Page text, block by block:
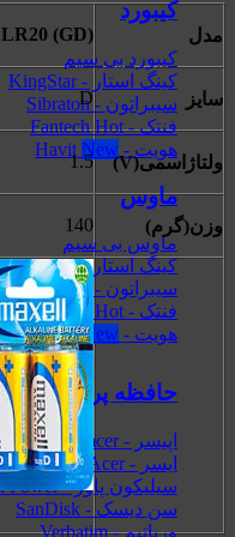
کیبورد
کیبورد بی سیم
کینگ استار - KingStar
سیبراتون - Sibraton
فنتک - Fantech
هویت - Havit
ماوس
ماوس بی سیم
کینگ استار - KingStar
سیبراتون - Sibraton
فنتک - Fantech
هویت - Havit
حافظه پر سرعت SSD
اپیسر - Apacer
ایسر - Acer
سیلیکون پاور - Silicon Power
سن دیسک - SanDisk
ورباتیم - Verbatim
مدل LR20 (GD)
سایز D
ولتاژاسمی(V) 1.5
وزن(گرم) 140